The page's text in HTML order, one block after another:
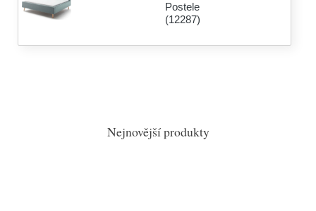
Postele
(12287)
Nejnovější produkty